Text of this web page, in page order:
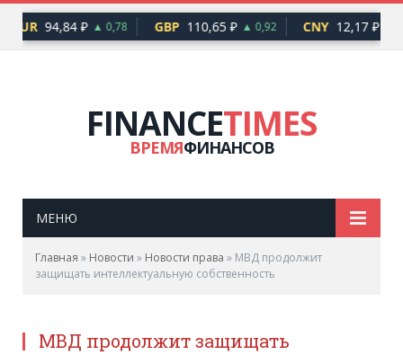
EUR 94,84 ₽ ▲ 0,78 GBP 110,65 ₽ ▲ 0,92 CNY 12,17 ₽
FINANCETIMES
ВРЕМЯФИНАНСОВ
МЕНЮ
Главная » Новости » Новости права » МВД продолжит
защищать интеллектуальную собственность
МВД продолжит защищать